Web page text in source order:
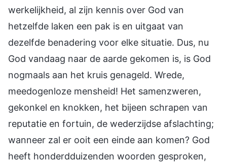
werkelijkheid, al zijn kennis over God van
hetzelfde laken een pak is en uitgaat van
dezelfde benadering voor elke situatie. Dus, nu
God vandaag naar de aarde gekomen is, is God
nogmaals aan het kruis genageld. Wrede,
meedogenloze mensheid! Het samenzweren,
gekonkel en knokken, het bijeen schrapen van
reputatie en fortuin, de wederzijdse afslachting;
wanneer zal er ooit een einde aan komen? God
heeft honderdduizenden woorden gesproken,